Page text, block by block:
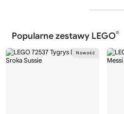
Popularne zestawy LEGO®